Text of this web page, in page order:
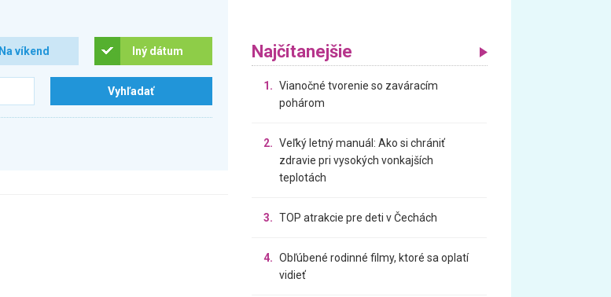
Na víkend Iný dátum Najčítanejšie
1. Vianočné tvorenie so zaváracím
pohárom
2. Veľký letný manuál: Ako si chrániť
zdravie pri vysokých vonkajších
teplotách
3. TOP atrakcie pre deti v Čechách
4. Obľúbené rodinné filmy, ktoré sa oplatí
vidieť